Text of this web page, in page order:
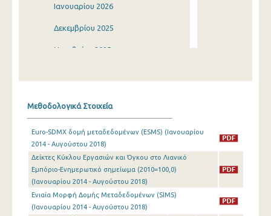
Ιανουαρίου 2026
Δεκεμβρίου 2025
Νοεμβρίου 2025
Ιουλίου 2025
Ιουνίου 2025
Μαΐου 2025
Απριλίου 2025
Μεθοδολογικά Στοιχεία
Euro-SDMX δομή μεταδεδομένων (ESMS) (Ιανουαρίου
2014 - Αυγούστου 2018)
Δείκτες Κύκλου Εργασιών και Όγκου στο Λιανικό
Εμπόριο-Ενημερωτικό σημείωμα (2010=100,0)
(Ιανουαρίου 2014 - Αυγούστου 2018)
Ενιαία Μορφή Δομής Μεταδεδομένων (SIMS)
(Ιανουαρίου 2014 - Αυγούστου 2018)